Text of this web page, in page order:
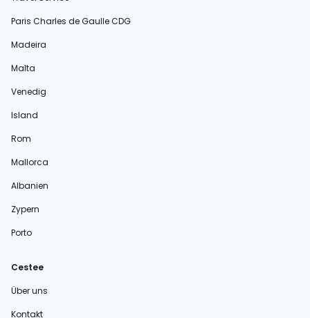
Paris Charles de Gaulle CDG
Madeira
Malta
Venedig
Island
Rom
Mallorca
Albanien
Zypern
Porto
Cestee
Über uns
Kontakt